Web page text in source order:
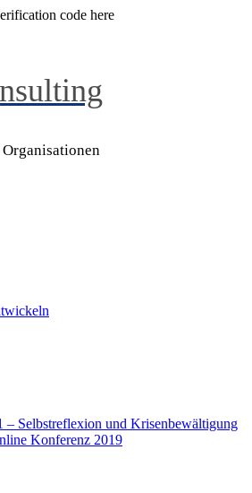
code here
– Selbstreflexion und Krisenbewältigung
Konferenz 2019